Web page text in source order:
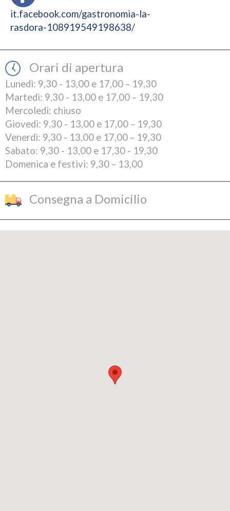
it.facebook.com/gastronomia-la-
rasdora-108919549198638/
Orari di apertura
Lunedì: 9,30 - 13,00 e 17,00 – 19,30
Martedì: 9,30 - 13,00 e 17,00 – 19,30
Mercoledì: chiuso
Giovedì: 9,30 - 13,00 e 17,00 – 19,30
Venerdì: 9,30 - 13,00 e 17,00 – 19,30
Sabato: 9,30 - 13,00 e 17,30 - 19,30
Domenica e festivi: 9,30 – 13,00
Consegna a Domicilio